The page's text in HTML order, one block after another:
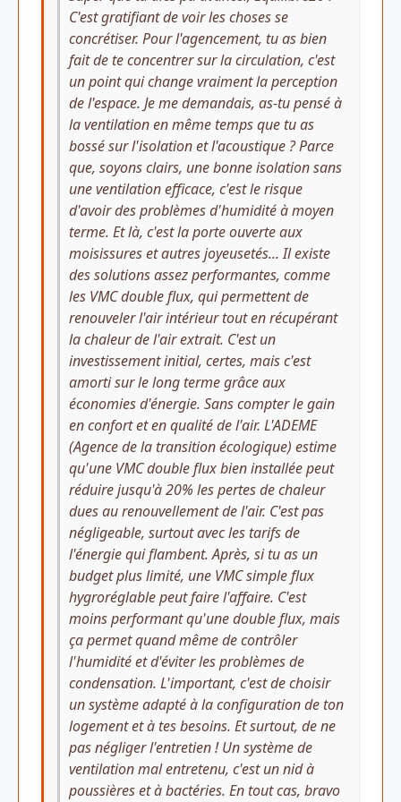
C'est gratifiant de voir les choses se
concrétiser. Pour l'agencement, tu as bien
fait de te concentrer sur la circulation, c'est
un point qui change vraiment la perception
de l'espace. Je me demandais, as-tu pensé à
la ventilation en même temps que tu as
bossé sur l'isolation et l'acoustique ? Parce
que, soyons clairs, une bonne isolation sans
une ventilation efficace, c'est le risque
d'avoir des problèmes d'humidité à moyen
terme. Et là, c'est la porte ouverte aux
moisissures et autres joyeusetés... Il existe
des solutions assez performantes, comme
les VMC double flux, qui permettent de
renouveler l'air intérieur tout en récupérant
la chaleur de l'air extrait. C'est un
investissement initial, certes, mais c'est
amorti sur le long terme grâce aux
économies d'énergie. Sans compter le gain
en confort et en qualité de l'air. L'ADEME
(Agence de la transition écologique) estime
qu'une VMC double flux bien installée peut
réduire jusqu'à 20% les pertes de chaleur
dues au renouvellement de l'air. C'est pas
négligeable, surtout avec les tarifs de
l'énergie qui flambent. Après, si tu as un
budget plus limité, une VMC simple flux
hygroréglable peut faire l'affaire. C'est
moins performant qu'une double flux, mais
ça permet quand même de contrôler
l'humidité et d'éviter les problèmes de
condensation. L'important, c'est de choisir
un système adapté à la configuration de ton
logement et à tes besoins. Et surtout, de ne
pas négliger l'entretien ! Un système de
ventilation mal entretenu, c'est un nid à
poussières et à bactéries. En tout cas, bravo